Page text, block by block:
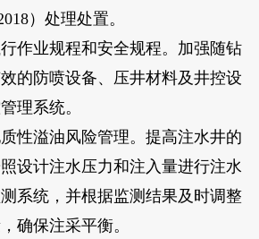
）处理处置。
业规程和安全规程。加强随钻
的防喷设备、压井材料及井控设
理系统。
溢油风险管理。提高注水井的
设计注水压力和注入量进行注水
系统，并根据监测结果及时调整
确保注采平衡。